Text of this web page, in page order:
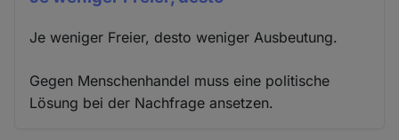
Je weniger Freier, desto weniger Ausbeutung.
Gegen Menschenhandel muss eine politische
Lösung bei der Nachfrage ansetzen.